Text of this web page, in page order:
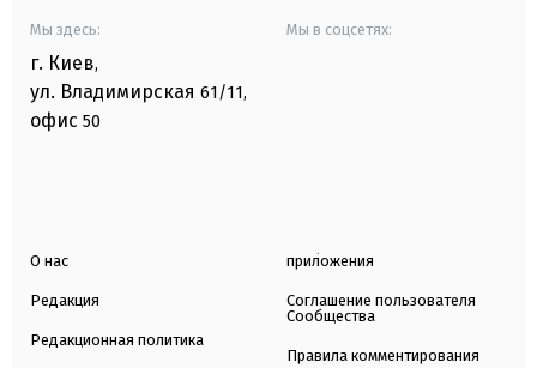
Мы здесь:
г. Киев,
ул. Владимирская 61/11,
офис 50
Мы в соцсетях:
О нас
Редакция
Редакционная политика
приложения
Соглашение пользователя
Сообщества
Правила комментирования